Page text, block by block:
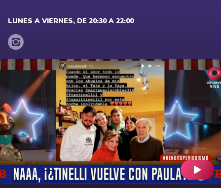
LUNES A VIERNES, DE 20:30 A 22:00